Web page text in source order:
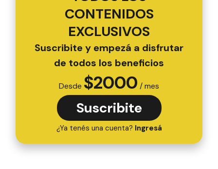
CONTENIDOS
EXCLUSIVOS
Suscribite y empezá a disfrutar
de todos los beneficios
Desde $2000 / mes
Suscribite
¿Ya tenés una cuenta? Ingresá